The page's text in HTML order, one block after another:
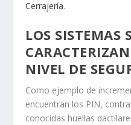
Cerrajería.
LOS SISTEMAS
NIVEL DE
Como ejemplo de
encuentran los PIN,
conocidas huellas